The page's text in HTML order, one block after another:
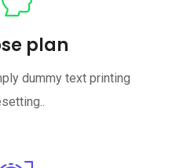
plan
dummy text printing